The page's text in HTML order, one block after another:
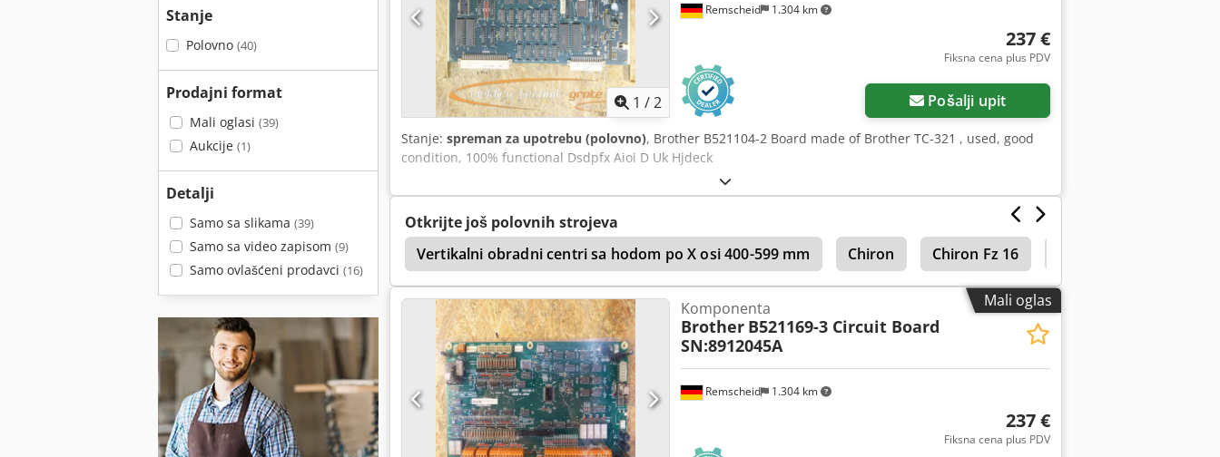
Stanje
Polovno (40)
Prodajni format
Mali oglasi (39)
Aukcije (1)
Detalji
Samo sa slikama (39)
Samo sa video zapisom (9)
Samo ovlašćeni prodavci (16)
Zatražite više slika
1 /2
Remscheid 1.304 km
237 €
Fiksna cena plus PDV
Pošalji upit
Stanje: spreman za upotrebu (polovno), Brother B521104-2 Board made of Brother TC-321 , used, good
condition, 100% functional Dsdpfx Aioi D Uk Hjdeck
Otkrijte još polovnih strojeva
Vertikalni obradni centri sa hodom po X osi 400-599 mm
Chiron Chiron Fz 16
Mašine Za Šivenje Orao 30 1
Mali oglas
Zatražite više slika
Remscheid 1.304 km
Komponenta
Brother B521169-3 Circuit Board
SN:8912045A
237 €
Fiksna cena plus PDV